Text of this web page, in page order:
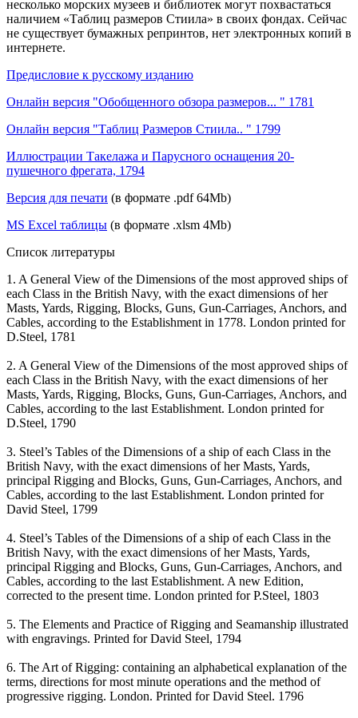
несколько морских музеев и библиотек могут похвастаться
наличием «Таблиц размеров Стиила» в своих фондах. Сейчас
не существует бумажных репринтов, нет электронных копий в
интернете.
Предисловие к русскому изданию
Онлайн версия "Обобщенного обзора размеров... " 1781
Онлайн версия "Таблиц Размеров Стиила.. " 1799
Иллюстрации Такелажа и Парусного оснащения 20-
пушечного фрегата, 1794
Версия для печати (в формате .pdf 64Mb)
MS Excel таблицы (в формате .xlsm 4Mb)
Список литературы
1. A General View of the Dimensions of the most approved ships of
each Class in the British Navy, with the exact dimensions of her
Masts, Yards, Rigging, Blocks, Guns, Gun-Carriages, Anchors, and
Cables, according to the Establishment in 1778. London printed for
D.Steel, 1781
2. A General View of the Dimensions of the most approved ships of
each Class in the British Navy, with the exact dimensions of her
Masts, Yards, Rigging, Blocks, Guns, Gun-Carriages, Anchors, and
Cables, according to the last Establishment. London printed for
D.Steel, 1790
3. Steel’s Tables of the Dimensions of a ship of each Class in the
British Navy, with the exact dimensions of her Masts, Yards,
principal Rigging and Blocks, Guns, Gun-Carriages, Anchors, and
Cables, according to the last Establishment. London printed for
David Steel, 1799
4. Steel’s Tables of the Dimensions of a ship of each Class in the
British Navy, with the exact dimensions of her Masts, Yards,
principal Rigging and Blocks, Guns, Gun-Carriages, Anchors, and
Cables, according to the last Establishment. A new Edition,
corrected to the present time. London printed for P.Steel, 1803
5. The Elements and Practice of Rigging and Seamanship illustrated
with engravings. Printed for David Steel, 1794
6. The Art of Rigging: containing an alphabetical explanation of the
terms, directions for most minute operations and the method of
progressive rigging. London. Printed for David Steel. 1796